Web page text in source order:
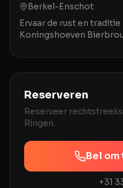
Berkel-Enschot
Ervaar de rust en
Koningshoeven
ge
Reserveren
Reserveer
Ringen
Bel
+31